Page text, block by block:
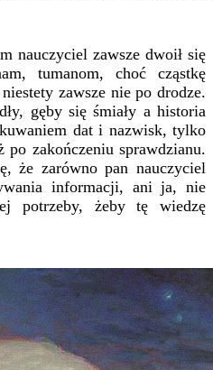
nauczyciel zawsze dwoił się
tumanom, choć cząstkę
zawsze nie po drodze.
gęby się śmiały a historia
dat i nazwisk, tylko
zakończeniu sprawdzianu.
że zarówno pan nauczyciel
informacji, ani ja, nie
potrzeby, żeby tę wiedzę